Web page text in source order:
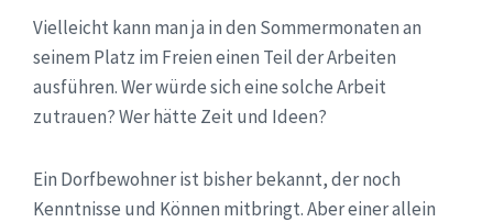
Vielleicht kann man ja in den Sommermonaten an
seinem Platz im Freien einen Teil der Arbeiten
ausführen. Wer würde sich eine solche Arbeit
zutrauen? Wer hätte Zeit und Ideen?
Ein Dorfbewohner ist bisher bekannt, der noch
Kenntnisse und Können mitbringt. Aber einer allein